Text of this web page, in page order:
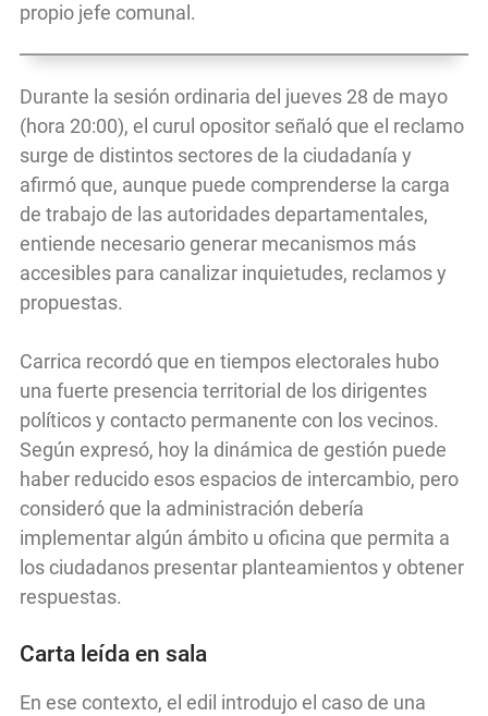
propio jefe comunal.
Durante la sesión ordinaria del jueves 28 de mayo
(hora 20:00), el curul opositor señaló que el reclamo
surge de distintos sectores de la ciudadanía y
afirmó que, aunque puede comprenderse la carga
de trabajo de las autoridades departamentales,
entiende necesario generar mecanismos más
accesibles para canalizar inquietudes, reclamos y
propuestas.
Carrica recordó que en tiempos electorales hubo
una fuerte presencia territorial de los dirigentes
políticos y contacto permanente con los vecinos.
Según expresó, hoy la dinámica de gestión puede
haber reducido esos espacios de intercambio, pero
consideró que la administración debería
implementar algún ámbito u oficina que permita a
los ciudadanos presentar planteamientos y obtener
respuestas.
Carta leída en sala
En ese contexto, el edil introdujo el caso de una